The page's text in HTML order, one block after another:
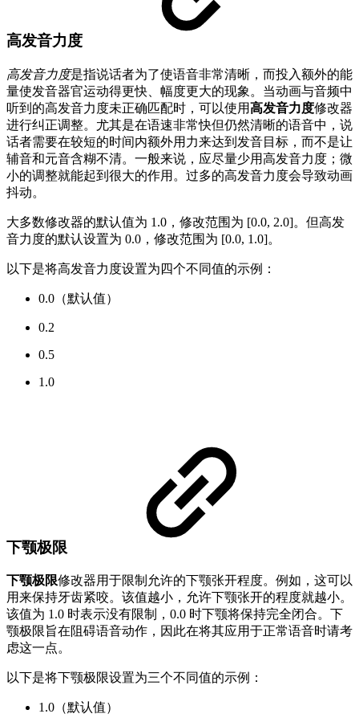
高发音力度
高发音力度是指说话者为了使语音非常清晰，而投入额外的能
量使发音器官运动得更快、幅度更大的现象。当动画与音频中
听到的高发音力度未正确匹配时，可以使用高发音力度修改器
进行纠正调整。尤其是在语速非常快但仍然清晰的语音中，说
话者需要在较短的时间内额外用力来达到发音目标，而不是让
辅音和元音含糊不清。一般来说，应尽量少用高发音力度；微
小的调整就能起到很大的作用。过多的高发音力度会导致动画
抖动。
大多数修改器的默认值为 1.0，修改范围为 [0.0, 2.0]。但高发
音力度的默认设置为 0.0，修改范围为 [0.0, 1.0]。
以下是将高发音力度设置为四个不同值的示例：
0.0（默认值）
0.2
0.5
1.0
下颚极限
下颚极限修改器用于限制允许的下颚张开程度。例如，这可以
用来保持牙齿紧咬。该值越小，允许下颚张开的程度就越小。
该值为 1.0 时表示没有限制，0.0 时下颚将保持完全闭合。下
颚极限旨在阻碍语音动作，因此在将其应用于正常语音时请考
虑这一点。
以下是将下颚极限设置为三个不同值的示例：
1.0（默认值）